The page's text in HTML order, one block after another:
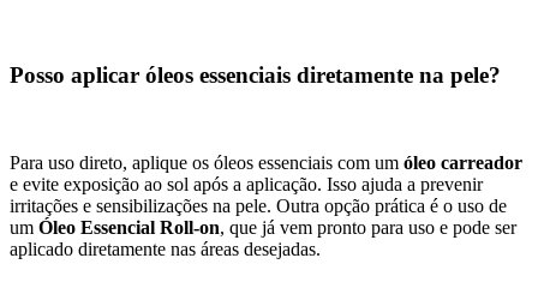
Posso aplicar óleos essenciais diretamente na pele?
Para uso direto, aplique os óleos essenciais com um óleo carreador
e evite exposição ao sol após a aplicação. Isso ajuda a prevenir
irritações e sensibilizações na pele. Outra opção prática é o uso de
um Óleo Essencial Roll-on, que já vem pronto para uso e pode ser
aplicado diretamente nas áreas desejadas.